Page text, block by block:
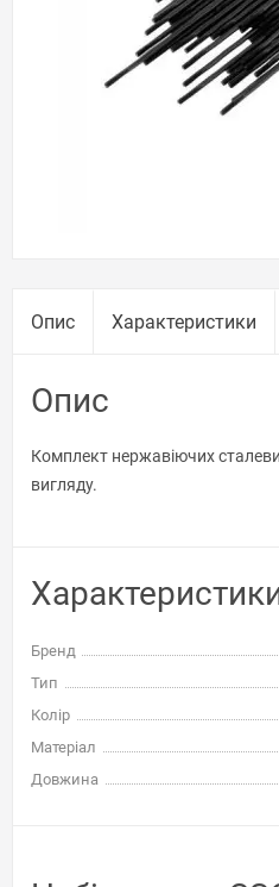
Опис Характеристики
Опис
Комплект нержавіючих
вигляду.
Бренд
Тип
Колір
Матеріал
Довжина